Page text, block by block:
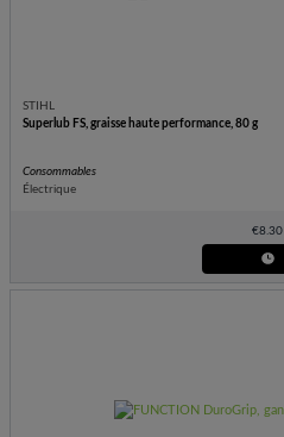
STIHL
Superlub FS, graisse haute performance, 80 g
Consommables
Électrique
€8.30